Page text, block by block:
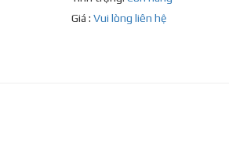
Giá : Vui lòng liên hệ